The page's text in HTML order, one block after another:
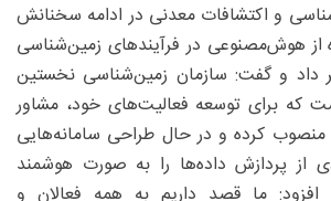
و اکتشافات معدنی در ادامه سخنانش
از هوش‌مصنوعی در فرآیندهای زمین‌شناسی
داد و گفت: سازمان زمین‌شناسی نخستین
که برای توسعه فعالیت‌های خود، مشاور
کرده و در حال طراحی سامانه‌هایی
پردازش داده‌ها را به صورت هوشمند